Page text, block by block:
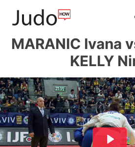
MARANIC Ivana
KELLY